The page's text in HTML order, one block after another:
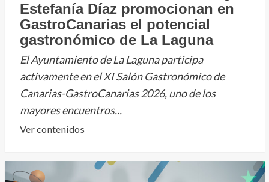
Estefanía Díaz promocionan en
GastroCanarias el potencial
gastronómico de La Laguna
El Ayuntamiento de La Laguna participa
activamente en el XI Salón Gastronómico de
Canarias-GastroCanarias 2026, uno de los
mayores encuentros...
Ver contenidosLeer
sobre
VídeoNoticia.Fran